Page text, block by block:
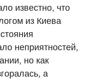
известно, что
из Киева
неприятностей,
но как
а